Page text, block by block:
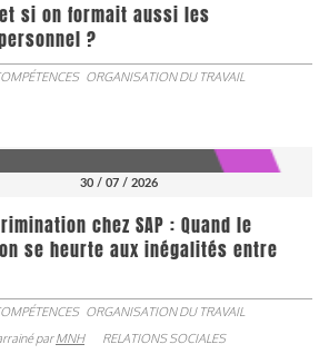
si on formait aussi les
?
ORGANISATION DU TRAVAIL
30 / 07 / 2026
chez SAP : Quand le
se heurte aux inégalités entre
ORGANISATION DU TRAVAIL
parMNH RELATIONS SOCIALES